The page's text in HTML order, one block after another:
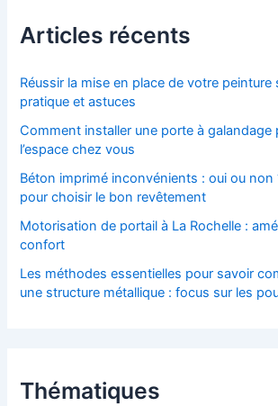
c
h
r
Articles récents
Réussir la mise en place de votre peinture
pratique et astuces
Comment installer une porte à galandage
l’espace chez vous
Béton imprimé inconvénients : oui ou non
pour choisir le bon revêtement
Motorisation de portail à La Rochelle :
confort
Les méthodes essentielles pour savoir
une structure métallique : focus sur les
Thématiques